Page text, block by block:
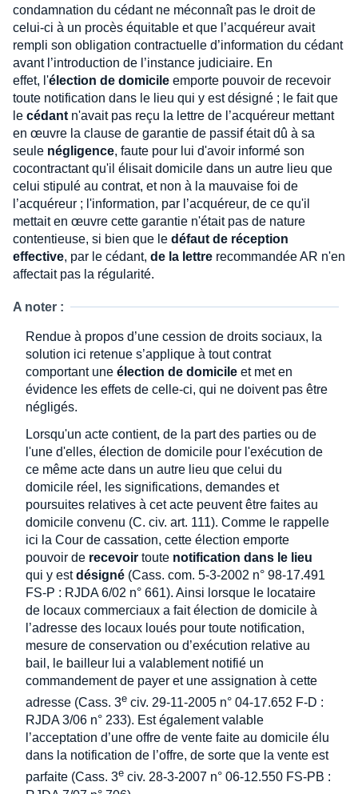
condamnation du cédant ne méconnaît pas le droit de
celui-ci à un procès équitable et que l’acquéreur avait
rempli son obligation contractuelle d’information du cédant
avant l’introduction de l’instance judiciaire. En
effet, l'élection de domicile emporte pouvoir de recevoir
toute notification dans le lieu qui y est désigné ; le fait que
le cédant n'avait pas reçu la lettre de l’acquéreur mettant
en œuvre la clause de garantie de passif était dû à sa
seule négligence, faute pour lui d'avoir informé son
cocontractant qu'il élisait domicile dans un autre lieu que
celui stipulé au contrat, et non à la mauvaise foi de
l’acquéreur ; l'information, par l’acquéreur, de ce qu'il
mettait en œuvre cette garantie n'était pas de nature
contentieuse, si bien que le défaut de réception
effective, par le cédant, de la lettre recommandée AR n'en
affectait pas la régularité.
A noter :
Rendue à propos d’une cession de droits sociaux, la
solution ici retenue s’applique à tout contrat
comportant une élection de domicile et met en
évidence les effets de celle-ci, qui ne doivent pas être
négligés.
Lorsqu'un acte contient, de la part des parties ou de
l'une d'elles, élection de domicile pour l'exécution de
ce même acte dans un autre lieu que celui du
domicile réel, les significations, demandes et
poursuites relatives à cet acte peuvent être faites au
domicile convenu (C. civ. art. 111). Comme le rappelle
ici la Cour de cassation, cette élection emporte
pouvoir de recevoir toute notification dans le lieu
qui y estdésigné (Cass. com. 5-3-2002 n° 98-17.491
FS-P : RJDA 6/02 n° 661). Ainsi lorsque le locataire
de locaux commerciaux a fait élection de domicile à
l’adresse des locaux loués pour toute notification,
mesure de conservation ou d’exécution relative au
bail, le bailleur lui a valablement notifié un
commandement de payer et une assignation à cette
adresse (Cass. 3e civ. 29-11-2005 n° 04-17.652 F-D :
RJDA 3/06 n° 233). Est également valable
l’acceptation d’une offre de vente faite au domicile élu
dans la notification de l’offre, de sorte que la vente est
parfaite (Cass. 3e civ. 28-3-2007 n° 06-12.550 FS-PB :